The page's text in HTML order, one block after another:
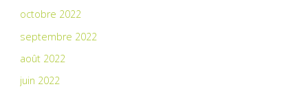
octobre 2022
septembre 2022
août 2022
juin 2022